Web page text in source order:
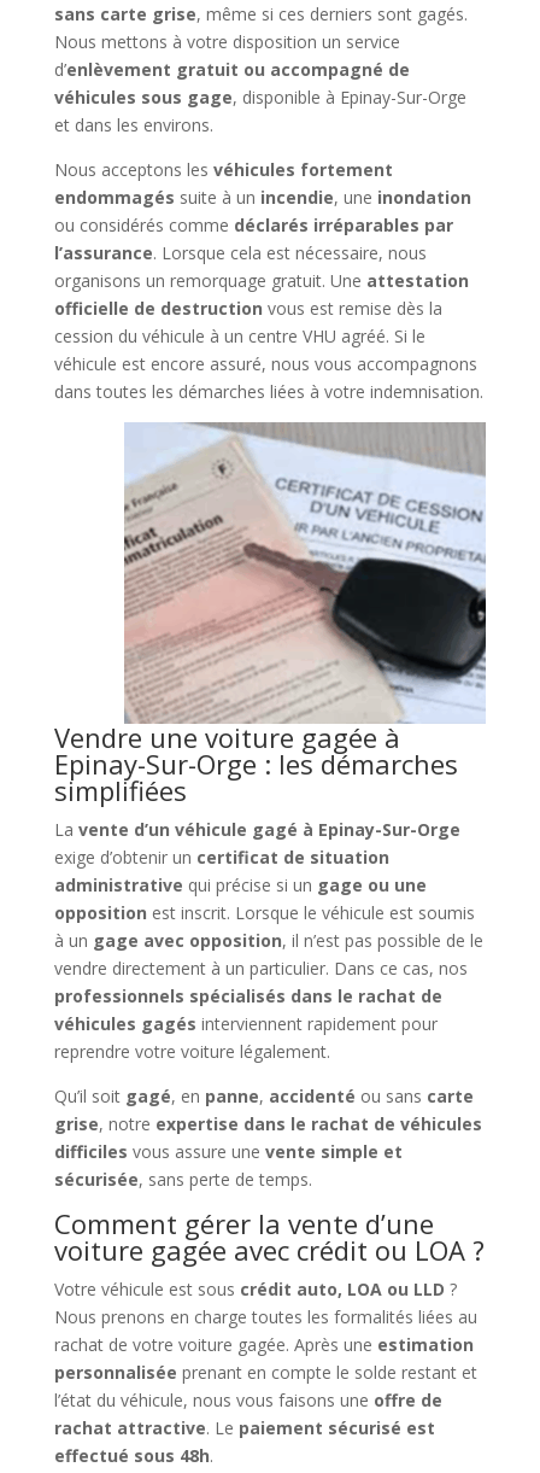
sans carte grise, même si ces derniers sont gagés.
Nous mettons à votre disposition un service
d’enlèvement gratuit ou accompagné de
véhicules sous gage, disponible à Epinay-Sur-Orge
et dans les environs.
Nous acceptons les véhicules fortement
endommagés suite à un incendie, une inondation
ou considérés comme déclarés irréparables par
l’assurance. Lorsque cela est nécessaire, nous
organisons un remorquage gratuit. Une attestation
officielle de destruction vous est remise dès la
cession du véhicule à un centre VHU agréé. Si le
véhicule est encore assuré, nous vous accompagnons
dans toutes les démarches liées à votre indemnisation.
Vendre une voiture gagée à
Epinay-Sur-Orge : les démarches
simplifiées
La vente d’un véhicule gagé à Epinay-Sur-Orge
exige d’obtenir un certificat de situation
administrative qui précise si un gage ou une
opposition est inscrit. Lorsque le véhicule est soumis
à un gage avec opposition, il n’est pas possible de le
vendre directement à un particulier. Dans ce cas, nos
professionnels spécialisés dans le rachat de
véhicules gagés interviennent rapidement pour
reprendre votre voiture légalement.
Qu’il soit gagé, en panne, accidenté ou sans carte
grise, notre expertise dans le rachat de véhicules
difficiles vous assure une vente simple et
sécurisée, sans perte de temps.
Comment gérer la vente d’une
voiture gagée avec crédit ou LOA ?
Votre véhicule est sous crédit auto, LOA ou LLD ?
Nous prenons en charge toutes les formalités liées au
rachat de votre voiture gagée. Après une estimation
personnalisée prenant en compte le solde restant et
l’état du véhicule, nous vous faisons une offre de
rachat attractive. Le paiement sécurisé est
effectué sous 48h.